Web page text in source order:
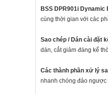
BSS DPR901i Dynamic
cùng thời gian với các
Sao chép / Dán cài đặt
dán, cắt giảm đáng kể
Các thành phần xử lý
nhanh chóng đảo